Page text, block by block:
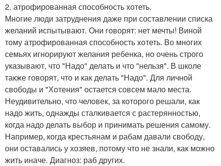
2. атрофированная способность хотеть.
Многие люди затруднения даже при составлении списка
желаний испытывают. Они говорят: нет мечты! Виной
тому атрофированная способность хотеть. Во многих
семьях игнорируют желания ребенка, но очень строго
указывают, что "Надо" делать и что "нельзя". В школе
также говорят, что и как делать "Надо". Для личной
свободы и "Хотения" остается совсем мало места.
Неудивительно, что человек, за которого решали, как
надо жить, однажды сталкивается с растерянностью,
когда надо делать выбор и принимать решения самому.
Например, когда крестьянам и рабам давали свободу,
они оставались у хозяев, потому что не знали, как можно
жить иначе. Диагноз: раб других.